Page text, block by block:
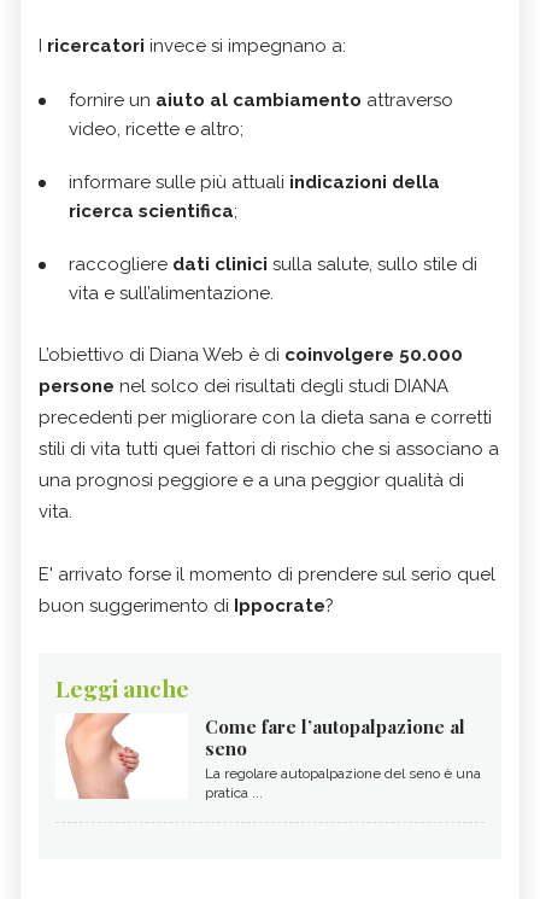
I ricercatori invece si impegnano a:
fornire un aiuto al cambiamento attraverso
video, ricette e altro;
informare sulle più attuali indicazioni della
ricerca scientifica;
raccogliere dati clinici sulla salute, sullo stile di
vita e sull’alimentazione.
L’obiettivo di Diana Web è di coinvolgere 50.000
persone nel solco dei risultati degli studi DIANA
precedenti per migliorare con la dieta sana e corretti
stili di vita tutti quei fattori di rischio che si associano a
una prognosi peggiore e a una peggior qualità di
vita.
E' arrivato forse il momento di prendere sul serio quel
buon suggerimento di Ippocrate?
Leggi anche
Come fare l’autopalpazione al
seno
La regolare autopalpazione del seno è una
pratica ...